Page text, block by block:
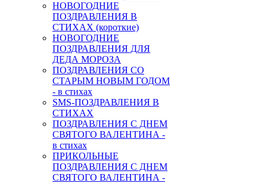
НОВОГОДНИЕ
ПОЗДРАВЛЕНИЯ В
СТИХАХ (короткие)
НОВОГОДНИЕ
ПОЗДРАВЛЕНИЯ ДЛЯ
ДЕДА МОРОЗА
ПОЗДРАВЛЕНИЯ СО
СТАРЫМ НОВЫМ ГОДОМ
- в стихах
SMS-ПОЗДРАВЛЕНИЯ В
СТИХАХ
ПОЗДРАВЛЕНИЯ С ДНЕМ
СВЯТОГО ВАЛЕНТИНА -
в стихах
ПРИКОЛЬНЫЕ
ПОЗДРАВЛЕНИЯ С ДНЕМ
СВЯТОГО ВАЛЕНТИНА -